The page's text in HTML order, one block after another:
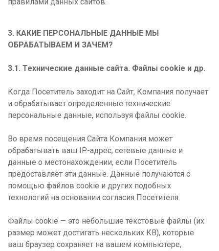
3. КАКИЕ ПЕРСОНАЛЬНЫЕ ДАННЫЕ МЫ
ОБРАБАТЫВАЕМ И ЗАЧЕМ?
3.1. Технические данные сайта. Файлы cookie и др.
Когда Посетитель заходит на Сайт, Компания получает
и обрабатывает определенные технические
персональные данные, используя файлы cookie.
Во время посещения Сайта Компания может
обрабатывать ваш IP-адрес, сетевые данные и
данные о местонахождении, если Посетитель
предоставляет эти данные. Данные получаются с
помощью файлов cookie и других подобных
технологий на основании согласия Посетителя.
Файлы cookie — это небольшие текстовые файлы (их
размер может достигать нескольких КВ), которые
ваш браузер сохраняет на вашем компьютере,